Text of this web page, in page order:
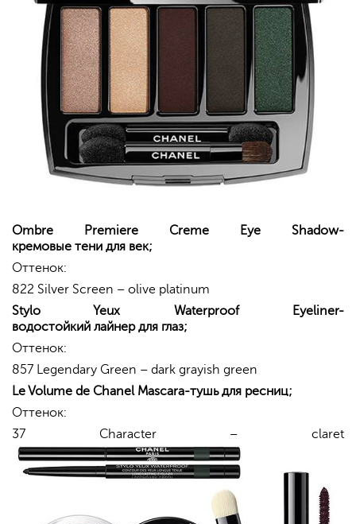
Ombre Premiere Creme Eye Shadow-
кремовые тени для век;
Оттенок:
822 Silver Screen – olive platinum
Stylo Yeux Waterproof Eyeliner-
водостойкий лайнердля глаз;
Оттенок:
857 Legendary Green – dark grayish green
Le Volume de Chanel Mascara-тушьдля ресниц;
Оттенок:
37 Character – claret